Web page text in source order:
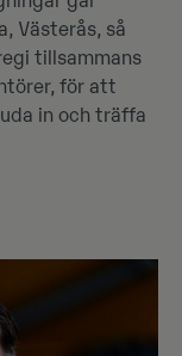
Västerås, så
tillsammans
för att
in och träffa